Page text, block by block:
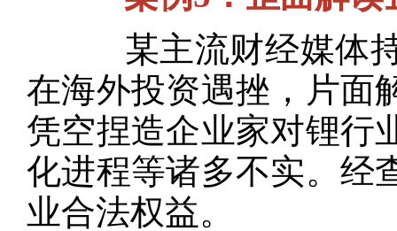
某主流财经媒体持
在海外投资遇挫，片面
凭空捏造企业家对锂行
化进程等诸多不实。经
业合法权益。